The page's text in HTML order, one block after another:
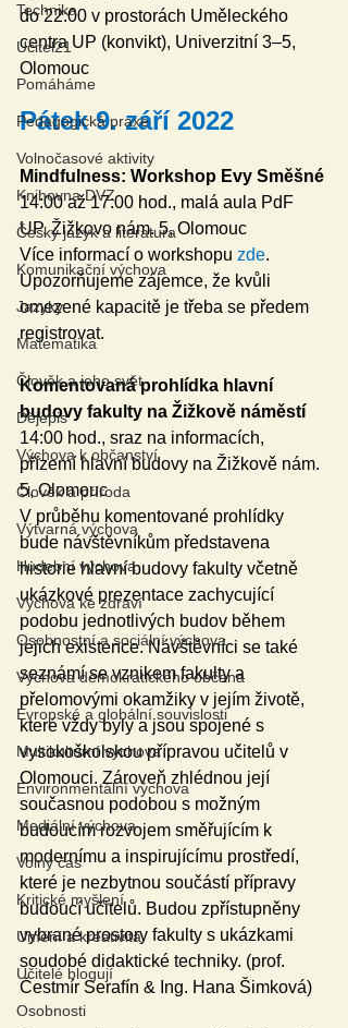
Technika
Učitel21
Pomáháme
Pedagogická praxe
Volnočasové aktivity
Knihovna DVZ
Český jazyk a literatura
Komunikační výchova
Jazyky
Matematika
Člověk a jeho svět
Dějepis
Výchova k občanství
Člověk a příroda
Výtvarná výchova
Hudební výchova
Výchova ke zdraví
Osobnostní a sociální výchova
Výchova demokratického občana
Evropské a globální souvislosti
Multikulturní výchova
Environmentální výchova
Mediální výchova
Volný čas
Kritické myšlení
Umění a kreativita
Učitelé blogují
Osobnosti
do 22:00 v prostorách Uměleckého
centra UP (konvikt), Univerzitní 3–5,
Olomouc
Pátek 9. září 2022
Mindfulness: Workshop Evy Směšné
14:00 až 17:00 hod., malá aula PdF
UP, Žižkovo nám. 5, Olomouc
Více informací o workshopu zde.
Upozorňujeme zájemce, že kvůli
omezené kapacitě je třeba se předem
registrovat.
Komentovaná prohlídka hlavní
budovy fakulty na Žižkově náměstí
14:00 hod., sraz na informacích,
přízemí hlavní budovy na Žižkově nám.
5, Olomouc
V průběhu komentované prohlídky
bude návštěvníkům představena
historie hlavní budovy fakulty včetně
ukázkové prezentace zachycující
podobu jednotlivých budov během
jejich existence. Návštěvníci se také
seznámí se vznikem fakulty a
přelomovými okamžiky v jejím životě,
které vždy byly a jsou spojené s
vysokoškolskou přípravou učitelů v
Olomouci. Zároveň zhlédnou její
současnou podobou s možným
budoucím rozvojem směřujícím k
modernímu a inspirujícímu prostředí,
které je nezbytnou součástí přípravy
budoucí učitelů. Budou zpřístupněny
vybrané prostory fakulty s ukázkami
soudobé didaktické techniky. (prof.
Čestmír Serafín & Ing. Hana Šimková)